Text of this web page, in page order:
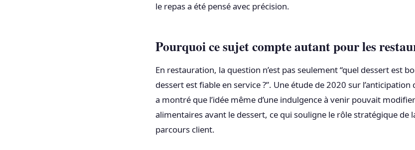
le repas a été pensé avec précision.
Pourquoi ce sujet compte autant pour les
En restauration, la question n’est pas seulement “quel dessert est
dessert est fiable en service ?”. Une étude de 2020 sur
a montré que l’idée même d’une indulgence à venir pouvait
alimentaires avant le dessert, ce qui souligne le rôle stratégique de
parcours client.